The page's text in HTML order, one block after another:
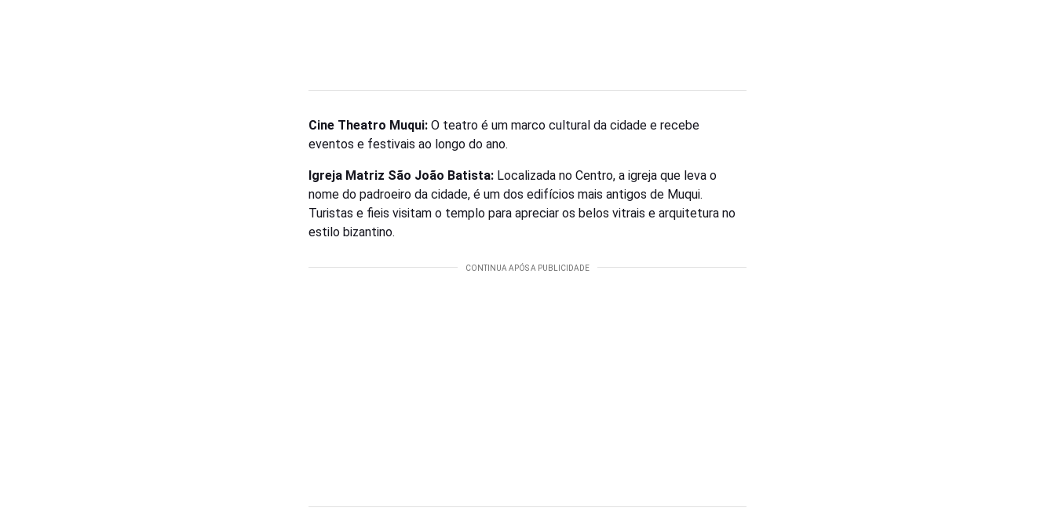
Cine Theatro Muqui: O teatro é um marco cultural da cidade e recebe
eventos e festivais ao longo do ano.
Igreja Matriz São João Batista: Localizada no Centro, a igreja que leva o
nome do padroeiro da cidade, é um dos edifícios mais antigos de Muqui.
Turistas e fieis visitam o templo para apreciar os belos vitrais e arquitetura no
estilo bizantino.